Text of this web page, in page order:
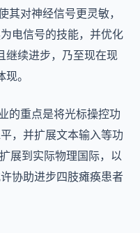
对神经信号更灵敏，
电信号的技能，并优化
继续进步，乃至现在现
。
的重点是将光标操控功
，并扩展文本输入等功
展到实际物理国际，以
协助进步四肢瘫痪患者